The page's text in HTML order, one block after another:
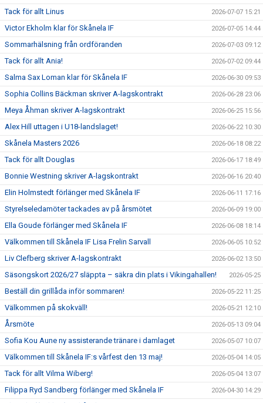
Tack för allt Linus 2026-07-07 15:21
Victor Ekholm klar för Skånela IF 2026-07-05 14:44
Sommarhälsning från ordföranden 2026-07-03 09:12
Tack för allt Ania! 2026-07-02 09:44
Salma Sax Loman klar för Skånela IF 2026-06-30 09:53
Sophia Collins Bäckman skriver A-lagskontrakt 2026-06-28 23:06
Meya Åhman skriver A-lagskontrakt 2026-06-25 15:56
Alex Hill uttagen i U18-landslaget! 2026-06-22 10:30
Skånela Masters 2026 2026-06-18 08:22
Tack för allt Douglas 2026-06-17 18:49
Bonnie Westning skriver A-lagskontrakt 2026-06-16 20:40
Elin Holmstedt förlänger med Skånela IF 2026-06-11 17:16
Styrelseledamöter tackades av på årsmötet 2026-06-09 19:00
Ella Goude förlänger med Skånela IF 2026-06-08 18:14
Välkommen till Skånela IF Lisa Frelin Sarvall 2026-06-05 10:52
Liv Clefberg skriver A-lagskontrakt 2026-06-02 13:50
Säsongskort 2026/27 släppta – säkra din plats i Vikingahallen! 2026-05-25
Beställ din grillåda inför sommaren! 2026-05-22 11:25
Välkommen på skokväll! 2026-05-21 12:10
Årsmöte 2026-05-13 09:04
Sofia Kou Aune ny assisterande tränare i damlaget 2026-05-07 10:07
Välkommen till Skånela IF:s vårfest den 13 maj! 2026-05-04 14:05
Tack för allt Vilma Wiberg! 2026-05-04 13:07
Filippa Ryd Sandberg förlänger med Skånela IF 2026-04-30 14:29